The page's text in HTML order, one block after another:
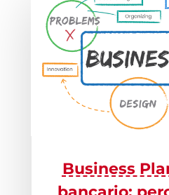
Business